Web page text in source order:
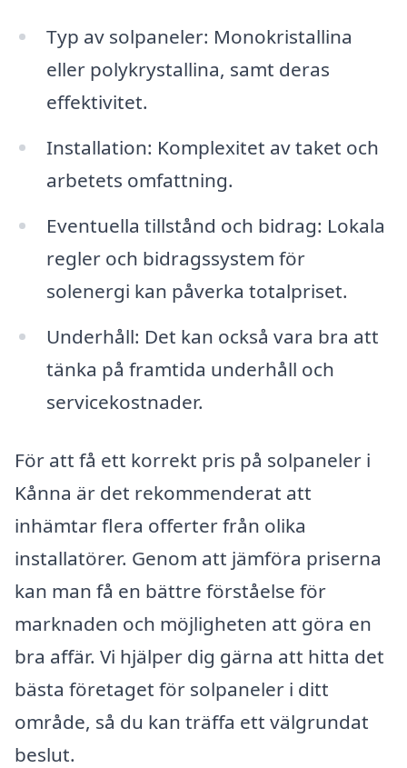
Typ av solpaneler: Monokristallina
eller polykrystallina, samt deras
effektivitet.
Installation: Komplexitet av taket och
arbetets omfattning.
Eventuella tillstånd och bidrag: Lokala
regler och bidragssystem för
solenergi kan påverka totalpriset.
Underhåll: Det kan också vara bra att
tänka på framtida underhåll och
servicekostnader.
För att få ett korrekt pris på solpaneler i
Kånna är det rekommenderat att
inhämtar flera offerter från olika
installatörer. Genom att jämföra priserna
kan man få en bättre förståelse för
marknaden och möjligheten att göra en
bra affär. Vi hjälper dig gärna att hitta det
bästa företaget för solpaneler i ditt
område, så du kan träffa ett välgrundat
beslut.